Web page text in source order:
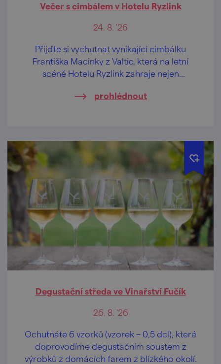
Večer s cimbálem v Hotelu Ryzlink
24. 8. '26
Přijďte si vychutnat vynikající cimbálku
Františka Macinky z Valtic, která na letní
scéně Hotelu Ryzlink zahraje nejen
prohlédnout
Degustační středa ve Vinařství Fučík
26. 8. '26
Ochutnáte 6 vzorků (vzorek – 0,5 dcl), které
doprovodíme degustačním soustem z
výrobků z domácích farem z blízkého okolí.